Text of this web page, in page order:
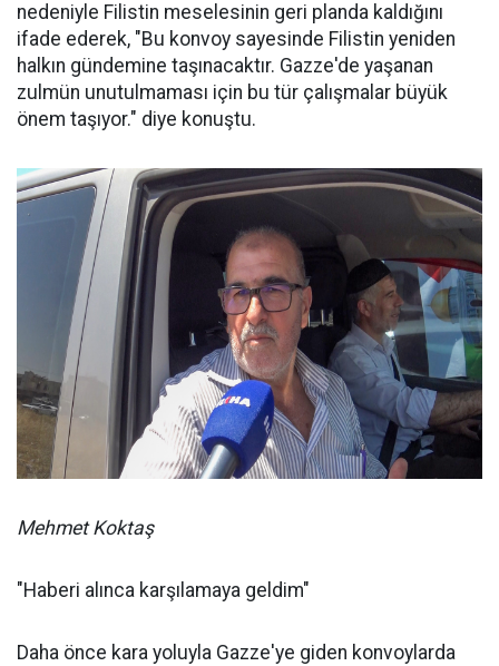
nedeniyle Filistin meselesinin geri planda kaldığını
ifade ederek, "Bu konvoy sayesinde Filistin yeniden
halkın gündemine taşınacaktır. Gazze'de yaşanan
zulmün unutulmaması için bu tür çalışmalar büyük
önem taşıyor." diye konuştu.
Mehmet Koktaş
"Haberi alınca karşılamaya geldim"
Daha önce kara yoluyla Gazze'ye giden konvoylarda